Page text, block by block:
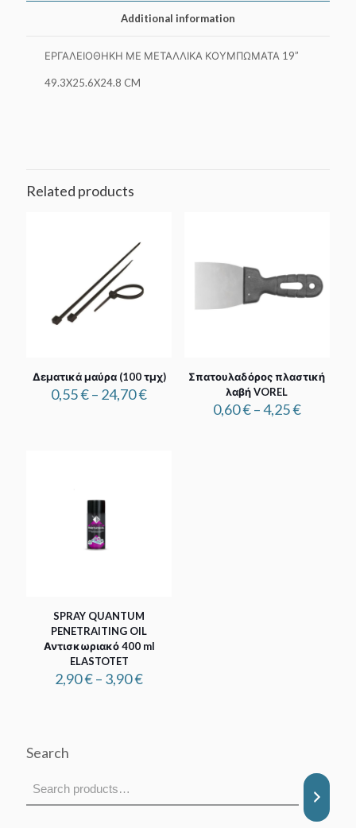
Additional information
ΕΡΓΑΛΕΙΟΘΗΚΗ ΜΕ ΜΕΤΑΛΛΙΚΑ ΚΟΥΜΠΩΜΑΤΑ 19”
49.3X25.6X24.8 CM
Related products
Δεματικά μαύρα (100 τμχ)
0,55€– 24,70€Price
Σπατουλαδόρος πλαστική
λαβή VOREL
0,60€–4,25€Price
SPRAY QUANTUM
PENETRAITING OIL
Αντισκωριακό 400 ml
ELASTOTET
2,90€– 3,90€Price
Search